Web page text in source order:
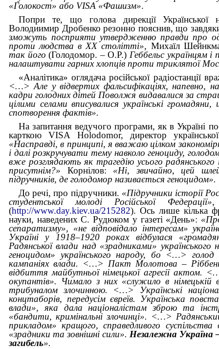
«Голокост» або VISA «Фашизм».
Попри те, що голова дирекції Української
Володиимир Дробенко резонно пояснив, що
зможуть посприяти утвердженню правди про
проти людства в ХХ столітті», Михаїл
так його(Голодомор. – О.Р.) Геббельс українцям і
налаштувати гарних хлопців проти триклятої
«Аналітика» оглядача російської радіостанції
<…> Але у відвертих фальсифікаціях, напевно,
кадри голодних дітей Поволжя видавалися за
цілими селами вписувалися українські
спотворення фактів».
На запитання ведучого програми, як в Україні
карткою VISA Holodomor, директор
«Насправді, в принципі, я вважаю цілком
і далі розкручувати тему навколо геноциду,
вже розглядають як трагедію усього
присутнім?» Корнілов: «Ні, звичайно, цей
підручників, де голодомор називається геноцидом».
До речі, про підручники. «Підручники історії
студентської молоді Російської Федерації»,
(http://www.day.kiev.ua/215282). Ось лише кілька
науки, наведених С. Рудюком у газеті «День»:
сепаратизму», «не відповідало інтересам»
Україні у 1918–1920 роках відбулася
Радянської влади над «зрадниками»
геноцидом» українського народу, бо <…>
кампаніях влади. <…> Пакт Молотова –
відбиття майбутньої німецької агресії актом.
окупантів». Чимало з них «служило в німецькій
трибуналом злочинною. <…> Українські
концтаборів, передусім євреїв. Українська
влади», яка дала націоналістам зброю та
«бандити, кримінальні злочинці». <…>
прикладом» кращого, справедливого
«зрадники та зовнішні сили». Незалежна Україна
загибель».